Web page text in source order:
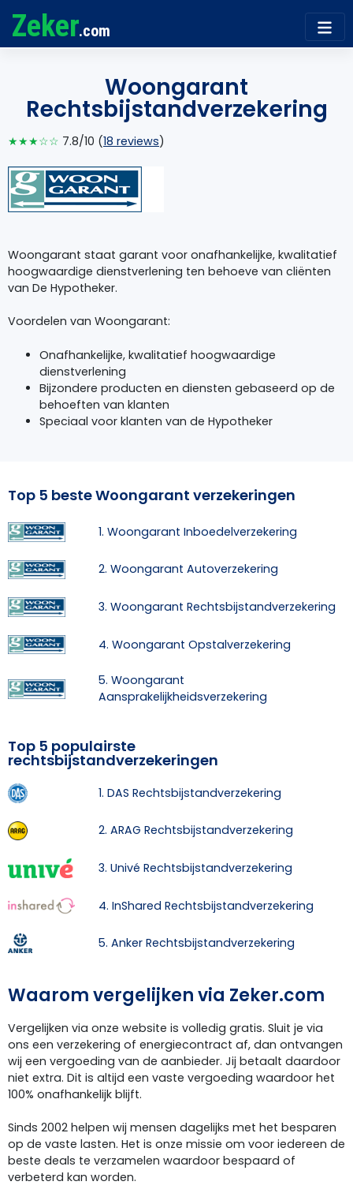
Zeker.com
Woongarant
Rechtsbijstandverzekering
★★★☆☆ 7.8/10 (18 reviews)
Woongarant staat garant voor onafhankelijke, kwalitatief
hoogwaardige dienstverlening ten behoeve van cliënten
van De Hypotheker.
Voordelen van Woongarant:
Onafhankelijke, kwalitatief hoogwaardige
dienstverlening
Bijzondere producten en diensten gebaseerd op de
behoeften van klanten
Speciaal voor klanten van de Hypotheker
Top 5 beste Woongarant verzekeringen
1. Woongarant Inboedelverzekering
2. Woongarant Autoverzekering
3. Woongarant Rechtsbijstandverzekering
4. Woongarant Opstalverzekering
5. Woongarant
Aansprakelijkheidsverzekering
Top 5 populairste
rechtsbijstandverzekeringen
1. DAS Rechtsbijstandverzekering
2. ARAG Rechtsbijstandverzekering
3. Univé Rechtsbijstandverzekering
4. InShared Rechtsbijstandverzekering
5. Anker Rechtsbijstandverzekering
Waarom vergelijken via Zeker.com
Vergelijken via onze website is volledig gratis. Sluit je via
ons een verzekering of energiecontract af, dan ontvangen
wij een vergoeding van de aanbieder. Jij betaalt daardoor
niet extra. Dit is altijd een vaste vergoeding waardoor het
100% onafhankelijk blijft.
Sinds 2002 helpen wij mensen dagelijks met het besparen
op de vaste lasten. Het is onze missie om voor iedereen de
beste deals te verzamelen waardoor bespaard of
verbeterd kan worden.